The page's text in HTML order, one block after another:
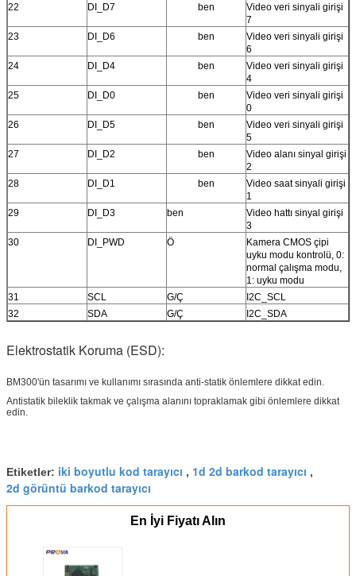
22
DI_D7 ben
Video veri sinyali girişi
7
23
DI_D6 ben
Video veri sinyali girişi
6
24
DI_D4 ben
Video veri sinyali girişi
4
25
DI_D0 ben
Video veri sinyali girişi
0
26
DI_D5 ben
Video veri sinyali girişi
5
27
DI_D2 ben
Video alanı sinyal girişi
2
28
DI_D1 ben
Video saat sinyali girişi
1
29
DI_D3 ben
Video hattı sinyal girişi
3
30
DI_PWD Ö
Kamera CMOS çipi
uyku modu kontrolü, 0:
normal çalışma modu,
1: uyku modu
31
SCL G/Ç
I2C_SCL
32
SDA G/Ç I2C_SDA
Elektrostatik Koruma (ESD):
BM300'ün tasarımı ve kullanımı sırasında anti-statik önlemlere dikkat edin.
Antistatik bileklik takmak ve çalışma alanını topraklamak gibi önlemlere dikkat
edin.
Etiketler: iki boyutlu kod tarayıcı , 1d 2d barkod tarayıcı ,
2d görüntü barkod tarayıcı
En İyi Fiyatı Alın